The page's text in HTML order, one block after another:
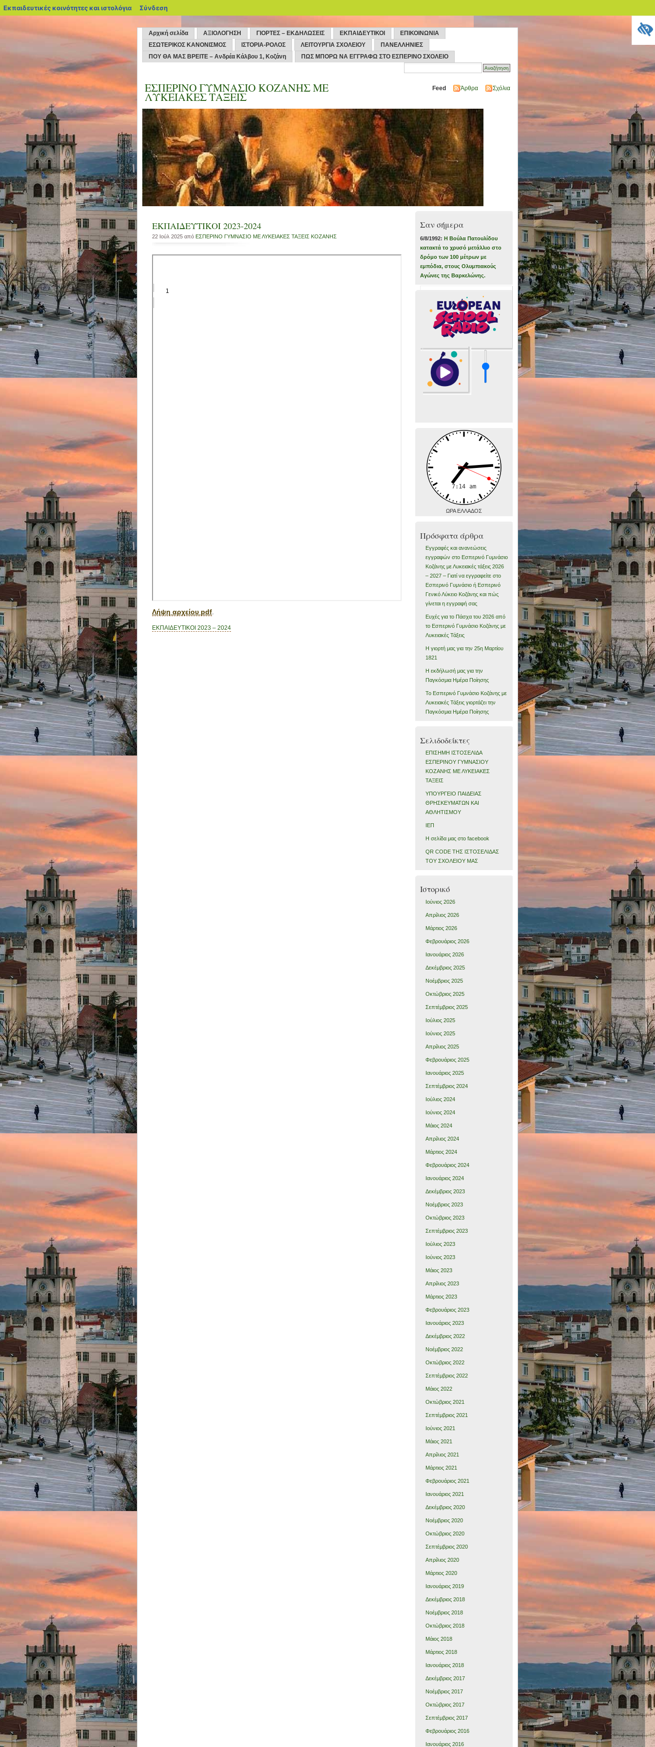
Αρχική σελίδα ΑΞΙΟΛΟΓΗΣΗ ΓΙΟΡΤΕΣ – ΕΚΔΗΛΩΣΕΙΣ ΕΚΠΑΙΔΕΥΤΙΚΟΙ
ΕΠΙΚΟΙΝΩΝΙΑ
ΕΣΩΤΕΡΙΚΟΣ ΚΑΝΟΝΙΣΜΟΣ
ΙΣΤΟΡΙΑ-ΡΟΛΟΣ ΛΕΙΤΟΥΡΓΙΑ ΣΧΟΛΕΙΟΥ
ΠΑΝΕΛΛΗΝΙΕΣ
ΠΟΥ ΘΑ ΜΑΣ ΒΡΕΙΤΕ – Ανδρέα Κάλβου 1, Κοζάνη
ΠΩΣ ΜΠΟΡΩ ΝΑ ΕΓΓΡΑΦΩ ΣΤΟ ΕΣΠΕΡΙΝΟ ΣΧΟΛΕΙΟ
ΕΣΠΕΡΙΝΟ ΓΥΜΝΑΣΙΟ ΚΟΖΑΝΗΣ ΜΕ
ΛΥΚΕΙΑΚΕΣ ΤΑΞΕΙΣ
Feed Άρθρα Σχόλια
ΕΚΠΑΙΔΕΥΤΙΚΟΙ 2023-2024
22 Ιούλ 2025 από ΕΣΠΕΡΙΝΟ ΓΥΜΝΑΣΙΟ ΜΕ ΛΥΚΕΙΑΚΕΣ ΤΑΞΕΙΣ ΚΟΖΑΝΗΣ
Λήψη αρχείου pdf.
ΕΚΠΑΙΔΕΥΤΙΚΟΙ 2023 – 2024
Σαν σήμερα
6/8/1992: Η Βούλα Πατουλίδου
κατακτά το χρυσό μετάλλιο στο
δρόμο των 100 μέτρων με
εμπόδια, στους Ολυμπιακούς
Αγώνες της Βαρκελώνης.
ΩΡΑ ΕΛΛΑΔΟΣ
Πρόσφατα άρθρα
Εγγραφές και ανανεώσεις
εγγραφών στο Εσπερινό Γυμνάσιο
Κοζάνης με Λυκειακές τάξεις 2026
– 2027 – Γιατί να εγγραφείτε στο
Εσπερινό Γυμνάσιο ή Εσπερινό
Γενικό Λύκειο Κοζάνης και πώς
γίνεται η εγγραφή σας
Ευχές για το Πάσχα του 2026 από
το Εσπερινό Γυμνάσιο Κοζάνης με
Λυκειακές Τάξεις
Η γιορτή μας για την 25η Μαρτίου
1821
Η εκδήλωσή μας για την
Παγκόσμια Ημέρα Ποίησης
Το Εσπερινό Γυμνάσιο Κοζάνης με
Λυκειακές Τάξεις γιορτάζει την
Παγκόσμια Ημέρα Ποίησης
Σελιδοδείκτες
ΕΠΙΣΗΜΗ ΙΣΤΟΣΕΛΙΔΑ
ΕΣΠΕΡΙΝΟΥ ΓΥΜΝΑΣΙΟΥ
ΚΟΖΑΝΗΣ ΜΕ ΛΥΚΕΙΑΚΕΣ
ΤΑΞΕΙΣ
ΥΠΟΥΡΓΕΙΟ ΠΑΙΔΕΙΑΣ
ΘΡΗΣΚΕΥΜΑΤΩΝ ΚΑΙ
ΑΘΛΗΤΙΣΜΟΥ
ΙΕΠ
Η σελίδα μας στο facebook
QR CODE ΤΗΣ ΙΣΤΟΣΕΛΙΔΑΣ
ΤΟΥ ΣΧΟΛΕΙΟΥ ΜΑΣ
Ιστορικό
Ιούνιος 2026
Απρίλιος 2026
Μάρτιος 2026
Φεβρουάριος 2026
Ιανουάριος 2026
Δεκέμβριος 2025
Νοέμβριος 2025
Οκτώβριος 2025
Σεπτέμβριος 2025
Ιούλιος 2025
Ιούνιος 2025
Απρίλιος 2025
Φεβρουάριος 2025
Ιανουάριος 2025
Σεπτέμβριος 2024
Ιούλιος 2024
Ιούνιος 2024
Μάιος 2024
Απρίλιος 2024
Μάρτιος 2024
Φεβρουάριος 2024
Ιανουάριος 2024
Δεκέμβριος 2023
Νοέμβριος 2023
Οκτώβριος 2023
Σεπτέμβριος 2023
Ιούλιος 2023
Ιούνιος 2023
Μάιος 2023
Απρίλιος 2023
Μάρτιος 2023
Φεβρουάριος 2023
Ιανουάριος 2023
Δεκέμβριος 2022
Νοέμβριος 2022
Οκτώβριος 2022
Σεπτέμβριος 2022
Μάιος 2022
Οκτώβριος 2021
Σεπτέμβριος 2021
Ιούνιος 2021
Μάιος 2021
Απρίλιος 2021
Μάρτιος 2021
Φεβρουάριος 2021
Ιανουάριος 2021
Δεκέμβριος 2020
Νοέμβριος 2020
Οκτώβριος 2020
Σεπτέμβριος 2020
Απρίλιος 2020
Μάρτιος 2020
Ιανουάριος 2019
Δεκέμβριος 2018
Νοέμβριος 2018
Οκτώβριος 2018
Μάιος 2018
Μάρτιος 2018
Ιανουάριος 2018
Δεκέμβριος 2017
Νοέμβριος 2017
Οκτώβριος 2017
Σεπτέμβριος 2017
Φεβρουάριος 2016
Ιανουάριος 2016
Εκπαιδευτικές κοινότητες και ιστολόγια blogs.sch.gr
Σύνδεση